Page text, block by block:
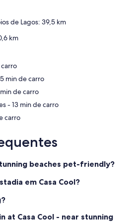
de Lagos: 39,5 km
km
de carro
‪Restaurante O Sargo - ‬5 min de carro
Da Maria - ‬14 min de carro
‪KOYO Speciality Coffees - ‬13 min de carro
de carro
beaches pet-friendly?
em Casa Cool?
at Casa Cool - near stunning